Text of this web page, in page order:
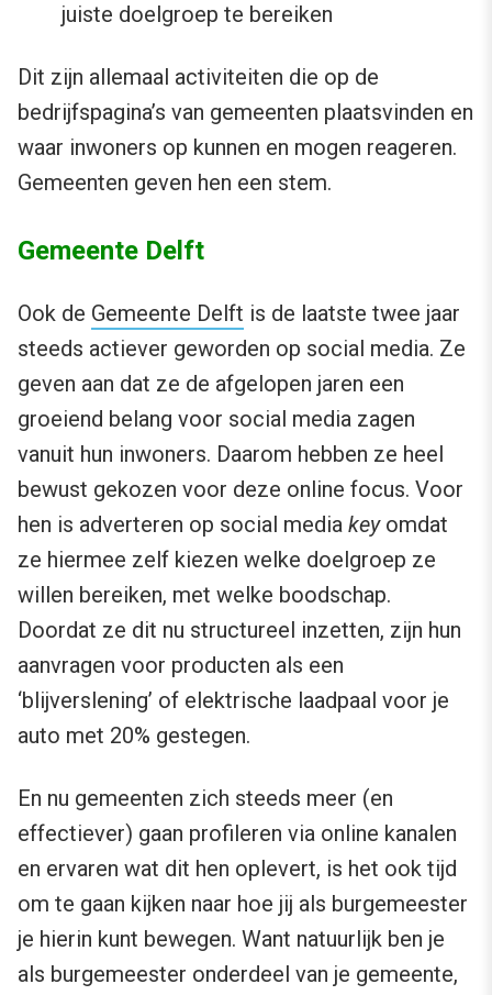
juiste doelgroep te bereiken
Dit zijn allemaal activiteiten die op de
bedrijfspagina’s van gemeenten plaatsvinden en
waar inwoners op kunnen en mogen reageren.
Gemeenten geven hen een stem.
Gemeente Delft
Ook de Gemeente Delft is de laatste twee jaar
steeds actiever geworden op social media. Ze
geven aan dat ze de afgelopen jaren een
groeiend belang voor social media zagen
vanuit hun inwoners. Daarom hebben ze heel
bewust gekozen voor deze online focus. Voor
hen is adverteren op social media key omdat
ze hiermee zelf kiezen welke doelgroep ze
willen bereiken, met welke boodschap.
Doordat ze dit nu structureel inzetten, zijn hun
aanvragen voor producten als een
‘blijverslening’ of elektrische laadpaal voor je
auto met 20% gestegen.
En nu gemeenten zich steeds meer (en
effectiever) gaan profileren via online kanalen
en ervaren wat dit hen oplevert, is het ook tijd
om te gaan kijken naar hoe jij als burgemeester
je hierin kunt bewegen. Want natuurlijk ben je
als burgemeester onderdeel van je gemeente,